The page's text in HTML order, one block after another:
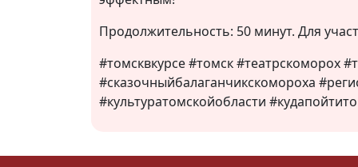
Продолжительность: 50 минут. Для
#томсквкурсе #томск #театрскоморох
#сказочныйбалаганчикскомороха
#культуратомскойобласти